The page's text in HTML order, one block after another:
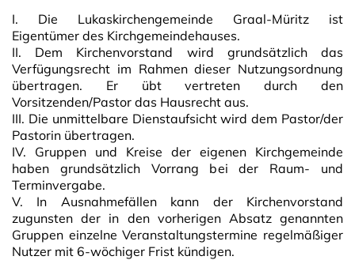
I. Die Lukaskirchengemeinde Graal-Müritz ist
Eigentümer des Kirchgemeindehauses.
II. Dem Kirchenvorstand wird grundsätzlich das
Verfügungsrecht im Rahmen dieser Nutzungsordnung
übertragen. Er übt vertreten durch den
Vorsitzenden/Pastor das Hausrecht aus.
III. Die unmittelbare Dienstaufsicht wird dem Pastor/der
Pastorin übertragen.
IV. Gruppen und Kreise der eigenen Kirchgemeinde
haben grundsätzlich Vorrang bei der Raum- und
Terminvergabe.
V. In Ausnahmefällen kann der Kirchenvorstand
zugunsten der in den vorherigen Absatz genannten
Gruppen einzelne Veranstaltungstermine regelmäßiger
Nutzer mit 6-wöchiger Frist kündigen.